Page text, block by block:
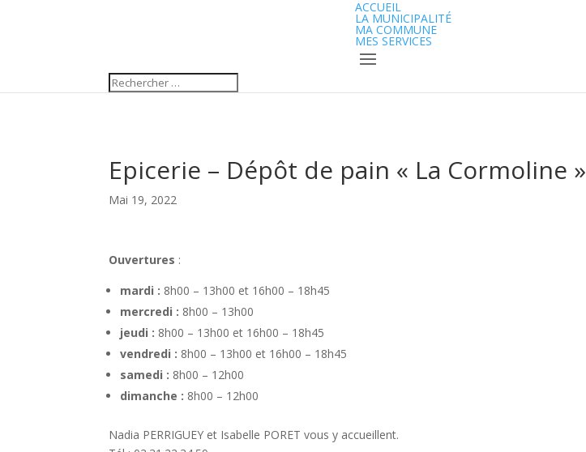
ACCUEIL
LA MUNICIPALITÉ
MA COMMUNE
MES SERVICES
Epicerie – Dépôt de pain « La Cormoline »
Mai 19, 2022
Ouvertures :
mardi : 8h00 – 13h00 et 16h00 – 18h45
mercredi : 8h00 – 13h00
jeudi : 8h00 – 13h00 et 16h00 – 18h45
vendredi : 8h00 – 13h00 et 16h00 – 18h45
samedi : 8h00 – 12h00
dimanche : 8h00 – 12h00
Nadia PERRIGUEY et Isabelle PORET vous y accueillent.